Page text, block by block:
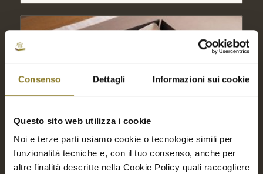
Consenso Dettagli Informazioni sui cookie
Questo sito web utilizza i cookie
Noi e terze parti usiamo cookie o tecnologie simili per
funzionalità tecniche e, con il tuo consenso, anche per
altre finalità descritte nella Cookie Policy quali raccogliere